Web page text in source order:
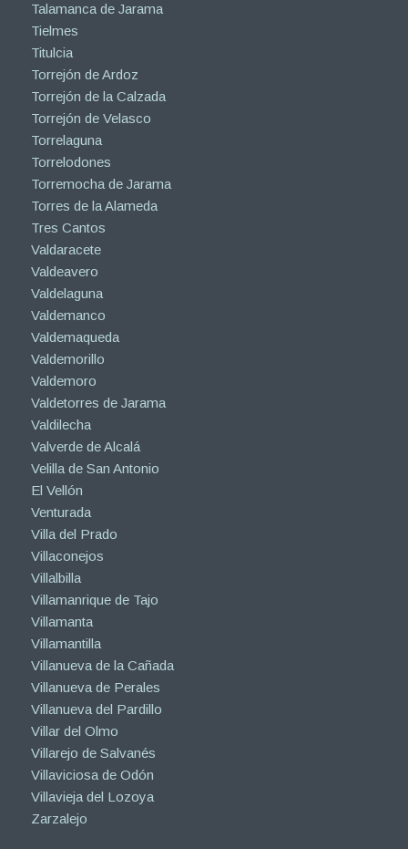
Talamanca de Jarama
Tielmes
Titulcia
Torrejón de Ardoz
Torrejón de la Calzada
Torrejón de Velasco
Torrelaguna
Torrelodones
Torremocha de Jarama
Torres de la Alameda
Tres Cantos
Valdaracete
Valdeavero
Valdelaguna
Valdemanco
Valdemaqueda
Valdemorillo
Valdemoro
Valdetorres de Jarama
Valdilecha
Valverde de Alcalá
Velilla de San Antonio
El Vellón
Venturada
Villa del Prado
Villaconejos
Villalbilla
Villamanrique de Tajo
Villamanta
Villamantilla
Villanueva de la Cañada
Villanueva de Perales
Villanueva del Pardillo
Villar del Olmo
Villarejo de Salvanés
Villaviciosa de Odón
Villavieja del Lozoya
Zarzalejo